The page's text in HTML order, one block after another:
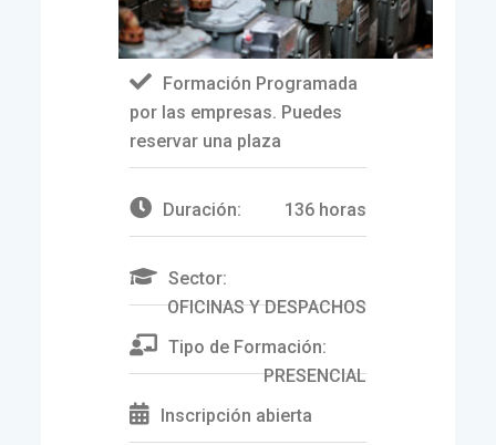
Formación Programada
por las empresas. Puedes
reservar una plaza
Duración: 136 horas
Sector:
OFICINAS Y DESPACHOS
Tipo de Formación:
PRESENCIAL
Inscripción abierta